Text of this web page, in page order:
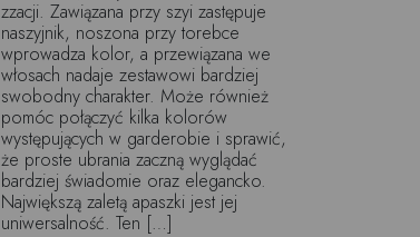
zzacji. Zawiązana przy szyi zastępuje
naszyjnik, noszona przy torebce
wprowadza kolor, a przewiązana we
włosach nadaje zestawowi bardziej
swobodny charakter. Może również
pomóc połączyć kilka kolorów
występujących w garderobie i sprawić,
że proste ubrania zaczną wyglądać
bardziej świadomie oraz elegancko.
Największą zaletą apaszki jest jej
uniwersalność. Ten […]